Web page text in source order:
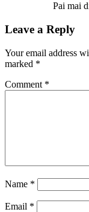
Pai mai
Leave a Reply
Your email address
marked *
Comment *
Name *
Email *